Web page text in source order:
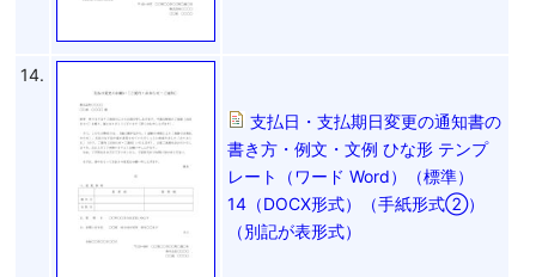
14.
支払日・支払期日変更の通知書の
書き方・例文・文例 ひな形 テンプ
レート（ワード Word）（標準）
14（DOCX形式）（手紙形式②）
（別記が表形式）